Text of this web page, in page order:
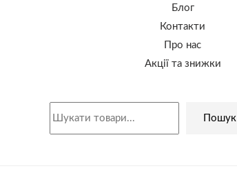
Блог
Контакти
Про нас
Акції та знижки
Пошук